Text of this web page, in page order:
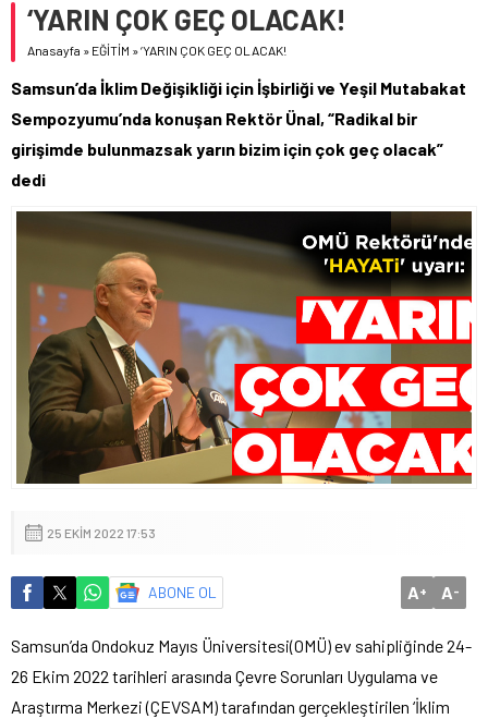
‘YARIN ÇOK GEÇ OLACAK!
Anasayfa » EĞİTİM »‘YARIN ÇOK GEÇ OLACAK!
Samsun’da İklim Değişikliği için İşbirliği ve Yeşil Mutabakat
Sempozyumu’nda konuşan Rektör Ünal, “Radikal bir
girişimde bulunmazsak yarın bizim için çok geç olacak”
dedi
25 EKIM 2022 17:53
ABONE OL A+ A-
Samsun’da Ondokuz Mayıs Üniversitesi(OMÜ) ev sahipliğinde 24-
26 Ekim 2022 tarihleri arasında Çevre Sorunları Uygulama ve
Araştırma Merkezi (ÇEVSAM) tarafından gerçekleştirilen ‘İklim